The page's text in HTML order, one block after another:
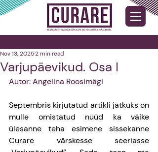
Varjupäevikud. Osa I
Nov 13, 20252 min read
Autor: Angelina Roosimägi
Septembris kirjutatud artikli jätkuks on
mulle omistatud nüüd ka väike
ülesanne teha esimene sissekanne
Curare värskesse seeriasse